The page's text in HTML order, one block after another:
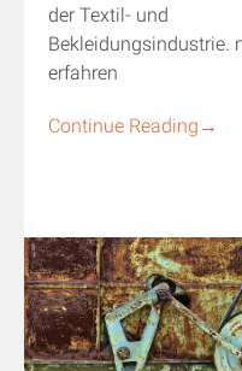
der Textil- und
Bekleidungsindustrie.
erfahren
Continue Reading →